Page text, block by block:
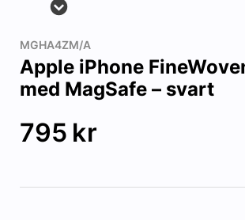
MGHA4ZM/A
Apple iPhone
med MagSafe – svart
795 kr